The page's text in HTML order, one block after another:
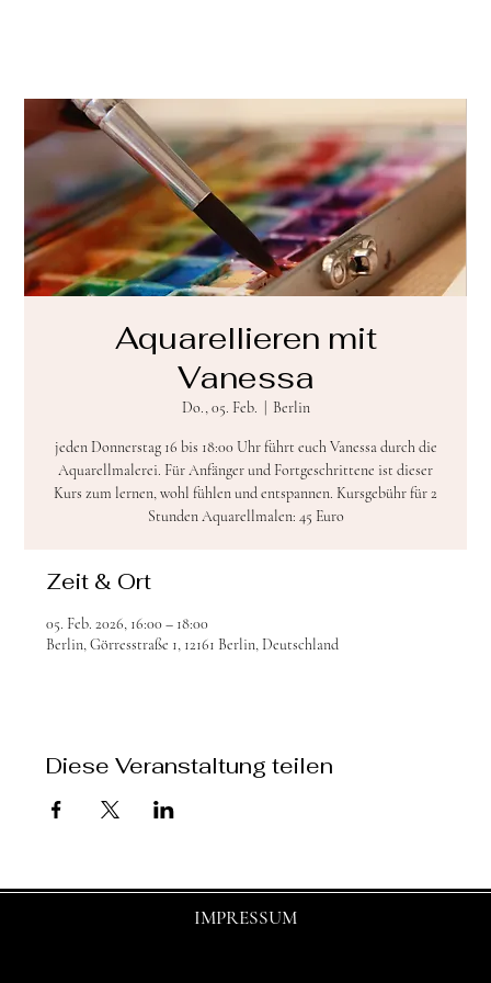
Aquarellieren mit
Vanessa
Do., 05. Feb. Berlin
jeden Donnerstag 16 bis 18:00 Uhr führt euch Vanessa durch die
Aquarellmalerei. Für Anfänger und Fortgeschrittene ist dieser
Kurs zum lernen, wohl fühlen und entspannen. Kursgebühr für 2
Stunden Aquarellmalen: 45 Euro
Zeit & Ort
05. Feb. 2026, 16:00 – 18:00
Berlin, Görresstraße 1, 12161 Berlin, Deutschland
Diese Veranstaltung teilen
IMPRESSUM